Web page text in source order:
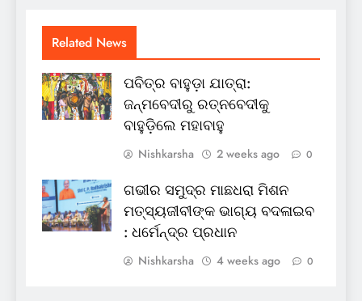
Related News
ପବିତ୍ର ବାହୁଡ଼ା ଯାତ୍ରା:
ଜନ୍ମବେଦୀରୁ ରତ୍ନବେଦୀକୁ
ବାହୁଡ଼ିଲେ ମହାବାହୁ
Nishkarsha 2 weeks ago 0
ଗଭୀର ସମୁଦ୍ର ମାଛଧରା ମିଶନ
ମତ୍ସ୍ୟଜୀବୀଙ୍କ ଭାଗ୍ୟ ବଦଳାଇବ
: ଧର୍ମେନ୍ଦ୍ର ପ୍ରଧାନ
Nishkarsha 4 weeks ago 0